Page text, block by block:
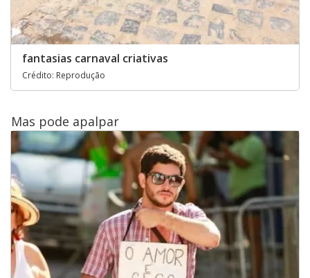
fantasias carnaval criativas
Crédito: Reprodução
Mas pode apalpar